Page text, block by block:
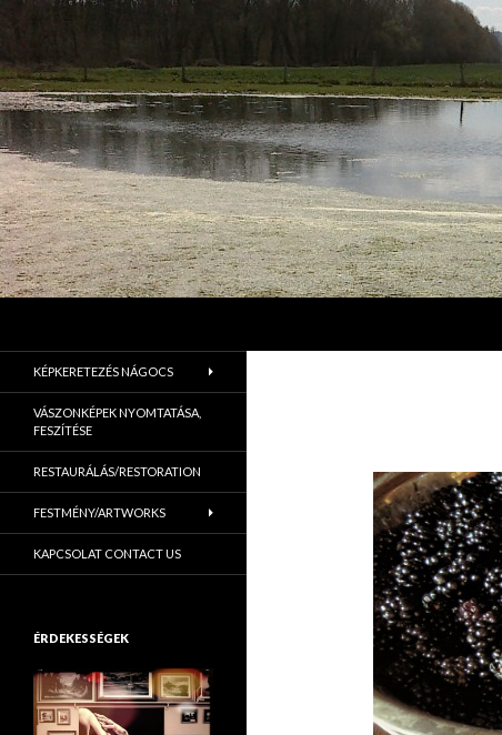
Jordán Galéria Siófok
KÉPKERETEZÉS NÁGOCS
VÁSZONKÉPEK NYOMTATÁSA,
FESZÍTÉSE
RESTAURÁLÁS/RESTORATION
FESTMÉNY/ARTWORKS
KAPCSOLAT CONTACT US
ÉRDEKESSÉGEK